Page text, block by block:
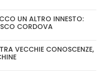
UN ALTRO INNESTO:
CORDOVA
VECCHIE CONOSCENZE,